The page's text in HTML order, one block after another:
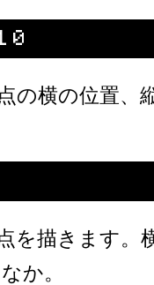
の横の位置、
を描きます。
か。